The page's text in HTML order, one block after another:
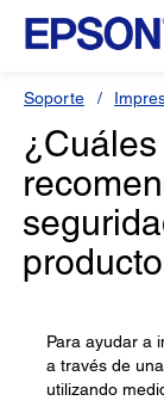
Soporte
Para ayudar a
a través de
utilizando